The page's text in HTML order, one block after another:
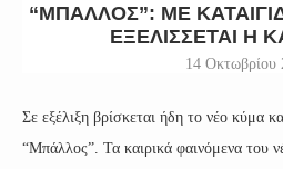
“ΜΠΆΛΛΟΣ”: ΜΕ
ΕΞΕΛΊΣΣΕΤΑΙ Η
14 Οκτωβρίου
Σε εξέλιξη βρίσκεται ήδη το νέο κύμα
“Μπάλλος”. Τα καιρικά φαινόμενα του